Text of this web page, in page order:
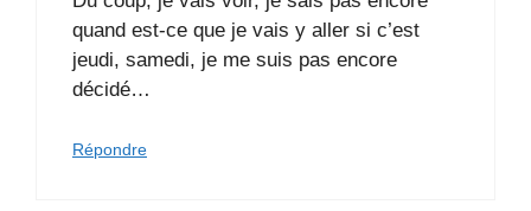
quand est-ce que je vais y aller si c’est
jeudi, samedi, je me suis pas encore
décidé…
Répondre